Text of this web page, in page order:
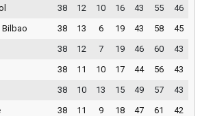
38 12 10 16 43 55
46
38 13 6 19 43 58
45
38 12 7 19 46 60
43
38 11 10 17 44 56
43
38 10 13 15 49 57
43
38 11 9 18 47 61
42